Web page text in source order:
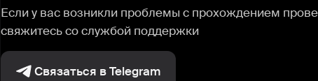
Если у вас возникли проблемы с прохождением
свяжитесь со службой поддержки
Связаться в Telegram